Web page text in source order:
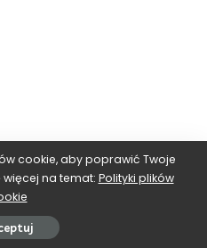
cookie, aby poprawić Twoje
na temat: Polityki plików